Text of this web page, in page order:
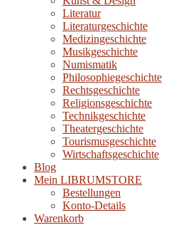
Literatur
Literaturgeschichte
Medizingeschichte
Musikgeschichte
Numismatik
Philosophiegeschichte
Rechtsgeschichte
Religionsgeschichte
Technikgeschichte
Theatergeschichte
Tourismusgeschichte
Wirtschaftsgeschichte
Blog
Mein LIBRUMSTORE
Bestellungen
Konto-Details
Warenkorb